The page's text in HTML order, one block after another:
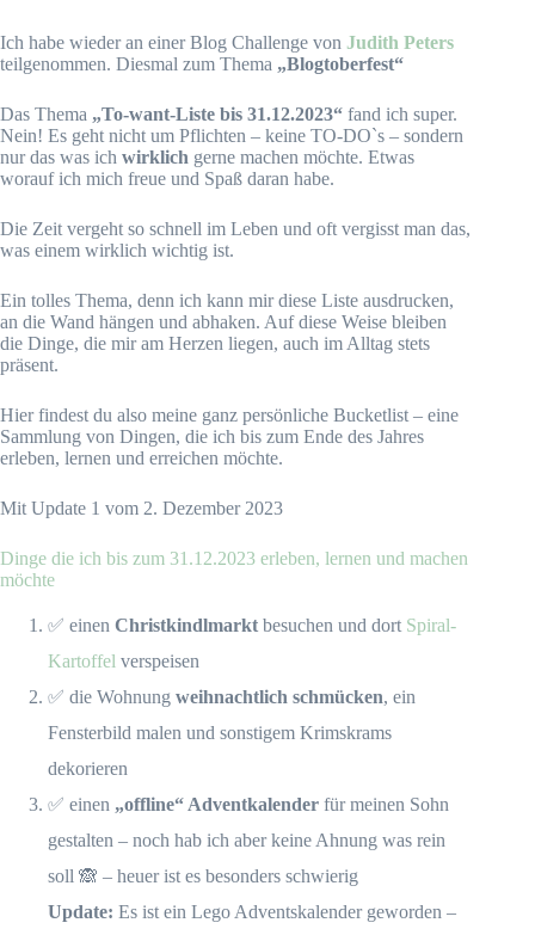
Ich habe wieder an einer Blog Challenge von Judith Peters
teilgenommen. Diesmal zum Thema „Blogtoberfest“
Das Thema „To-want-Liste bis 31.12.2023“ fand ich super.
Nein! Es geht nicht um Pflichten – keine TO-DO`s – sondern
nur das was ich wirklich gerne machen möchte. Etwas
worauf ich mich freue und Spaß daran habe.
Die Zeit vergeht so schnell im Leben und oft vergisst man das,
was einem wirklich wichtig ist.
Ein tolles Thema, denn ich kann mir diese Liste ausdrucken,
an die Wand hängen und abhaken. Auf diese Weise bleiben
die Dinge, die mir am Herzen liegen, auch im Alltag stets
präsent.
Hier findest du also meine ganz persönliche Bucketlist – eine
Sammlung von Dingen, die ich bis zum Ende des Jahres
erleben, lernen und erreichen möchte.
Mit Update 1 vom 2. Dezember 2023
Dinge die ich bis zum 31.12.2023 erleben, lernen und machen
möchte
✅ einen Christkindlmarkt besuchen und dort Spiral-
Kartoffel verspeisen
✅ die Wohnung weihnachtlich schmücken, ein
Fensterbild malen und sonstigem Krimskrams
dekorieren
✅ einen „offline“ Adventkalender für meinen Sohn
gestalten – noch hab ich aber keine Ahnung was rein
soll 🙈 – heuer ist es besonders schwierig
Update: Es ist ein Lego Adventskalender geworden –